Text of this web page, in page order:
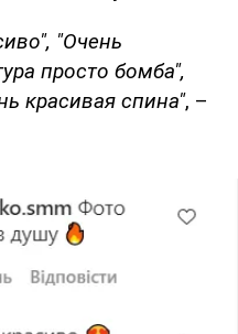
"Очень
просто бомба",
красивая спина", –